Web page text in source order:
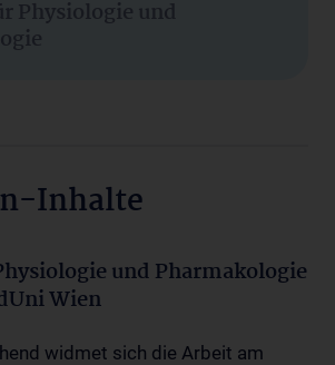
Physiologie und
Inhalte
und Pharmakologie
Wien
widmet sich die Arbeit am